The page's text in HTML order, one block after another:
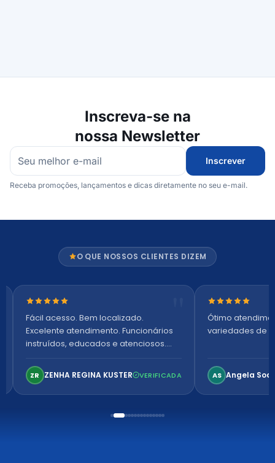
Inscreva-se na
nossa Newsletter
Inscrever
Receba promoções, lançamentos e dicas diretamente no seu e-mail.
O QUE NOSSOS CLIENTES DIZEM
Nota 5 de 5 estrelas
Fácil acesso. Bem localizado.
Excelente atendimento. Funcionários
instruídos, educados e atenciosos.
confortável. Perfeito!
ZR ZENHA REGINA KUSTER VERIFICADA
Nota 5 de 5
Ótimo
variedades de
AS Angela